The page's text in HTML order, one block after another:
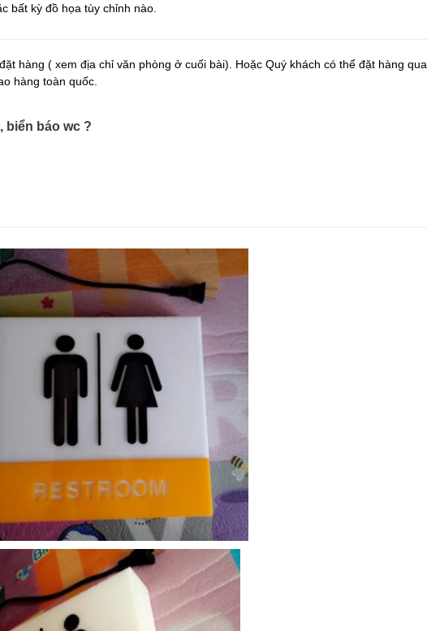
bất kỳ đồ họa tùy chỉnh nào.
hàng ( xem địa chỉ văn phòng ở cuối bài). Hoặc Quý khách có thể đặt hàng qua
hàng toàn quốc.
biển báo wc ?